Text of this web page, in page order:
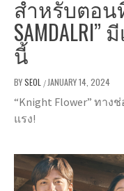
สำหรับตอนที่
นี้
BYSEOL / JANUARY 14, 2024
“Knight Flower” ทาง
แรง!